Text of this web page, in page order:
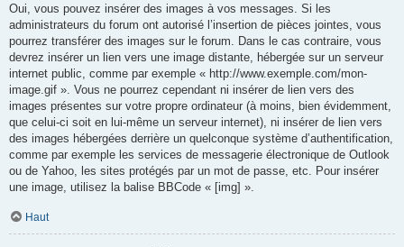
Oui, vous pouvez insérer des images à vos messages. Si les
administrateurs du forum ont autorisé l’insertion de pièces jointes, vous
pourrez transférer des images sur le forum. Dans le cas contraire, vous
devrez insérer un lien vers une image distante, hébergée sur un serveur
internet public, comme par exemple « http://www.exemple.com/mon-
image.gif ». Vous ne pourrez cependant ni insérer de lien vers des
images présentes sur votre propre ordinateur (à moins, bien évidemment,
que celui-ci soit en lui-même un serveur internet), ni insérer de lien vers
des images hébergées derrière un quelconque système d’authentification,
comme par exemple les services de messagerie électronique de Outlook
ou de Yahoo, les sites protégés par un mot de passe, etc. Pour insérer
une image, utilisez la balise BBCode « [img] ».
Haut